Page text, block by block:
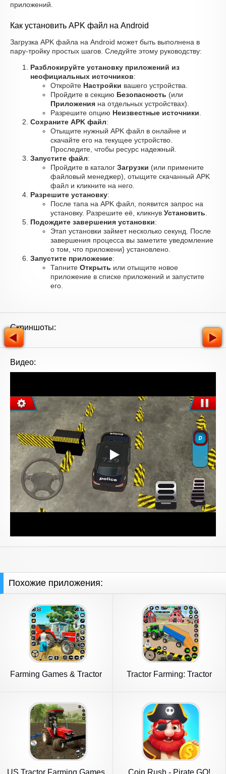
приложений.
Как установить APK файл на Android
Загрузка APK файла на Android может быть выполнена в
пару-тройку простых шагов. Следуйте этому руководству:
Разблокируйте установку приложений из
неофициальных источников:
Откройте Настройки вашего устройства.
Пройдите в секцию Безопасность (или
Приложения на отдельных устройствах).
Разрешите опцию Неизвестные источники
Сохраните APK файл:
Отыщите нужный APK файл в онлайне и
скачайте его на текущее устройство.
Проследите, чтобы ресурс надежный.
Запустите файл:
Пройдите в каталог Загрузки (или примените
файловый менеджер), отыщите скачанный APK
файл и кликните на него.
Разрешите установку:
После тапа на APK файл, появится запрос на
установку. Разрешите её, кликнув Установить
Подождите завершения установки:
Этап установки займет несколько секунд. После
завершения процесса вы заметите уведомление
о том, что приложени} установлено.
Запустите приложение:
Тапните Открыть или отыщите новое
приложение в списке приложений и запустите
его.
Скриншоты:
Видео:
Похожие приложения:
Farming Games & Tractor
Tractor Farming: Tractor
US Tractor Farming Games Coin Rush - Pirate GO!